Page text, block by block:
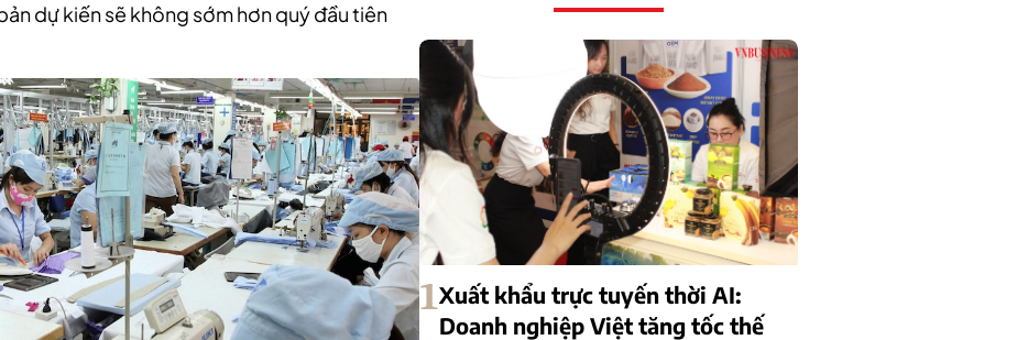
dự kiến sẽ không sớm hơn quý đầu tiên
1Xuất khẩu trực tuyến thời AI:
Doanh nghiệp Việt tăng tốc thế